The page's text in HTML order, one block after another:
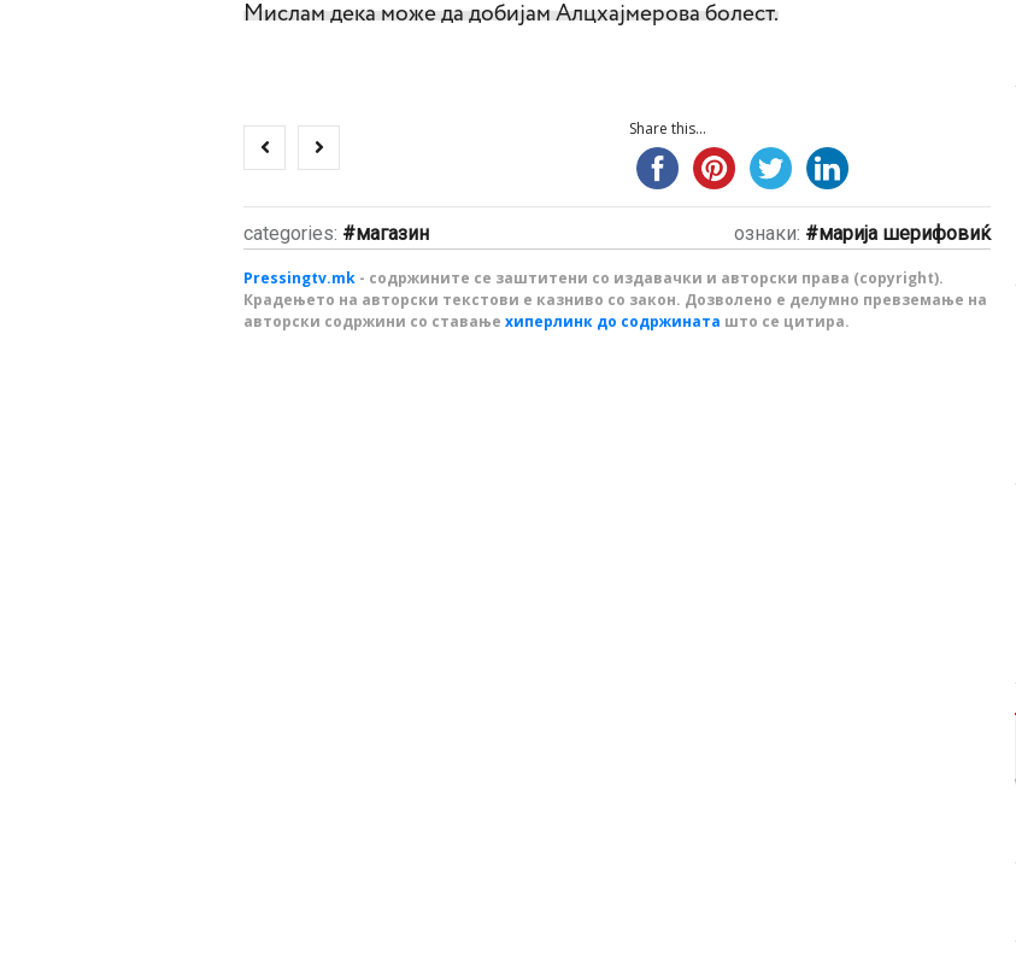
Мислам дека може да добијам Алцхајмерова болест.
Share this...
categories: магазин ознаки: марија шерифовиќ
Pressingtv.mk - содржините се заштитени со издавачки и авторски права (copyright).
Крадењето на авторски текстови е казниво со закон. Дозволено е делумно превземање на
авторски содржини со ставање хиперлинк до содржината што се цитира.